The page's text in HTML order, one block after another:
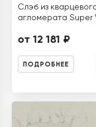
Слэб из
агломерата Super
от 12 181 ₽
ПОДРОБНЕЕ